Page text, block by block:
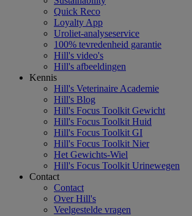
Quick Reco
Loyalty App
Uroliet-analyseservice
100% tevredenheid garantie
Hill's video's
Hill's afbeeldingen
Kennis
Hill's Veterinaire Academie
Hill's Blog
Hill's Focus Toolkit Gewicht
Hill's Focus Toolkit Huid
Hill's Focus Toolkit GI
Hill's Focus Toolkit Nier
Het Gewichts-Wiel
Hill's Focus Toolkit Urinewegen
Contact
Contact
Over Hill's
Veelgestelde vragen